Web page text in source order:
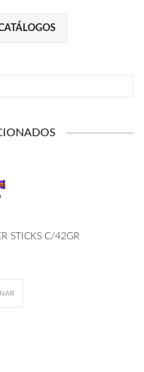
STICKS C/42GR